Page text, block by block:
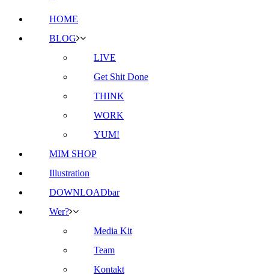
HOME
BLOG
LIVE
Get Shit Done
THINK
WORK
YUM!
MIM SHOP
Illustration
DOWNLOADbar
Wer?
Media Kit
Team
Kontakt